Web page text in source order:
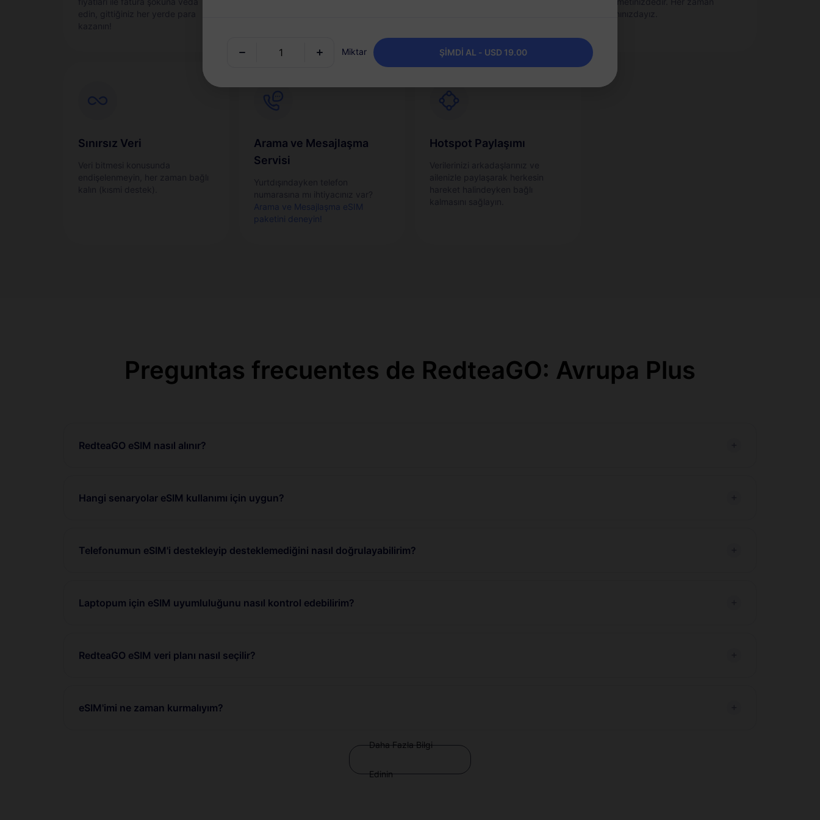
Sınırsız Veri
Arama ve Mesajlaşma
Servisi
Arama ve Mesajlaşma eSIM
paketini deneyin!
Hotspot Paylaşımı
Preguntas frecuentes de RedteaGO: Avrupa Plus
RedteaGO eSIM nasıl alınır?
Hangi senaryolar eSIM kullanımı için uygun?
Telefonumun eSIM'i destekleyip desteklemediğini nasıl doğrulayabilirim?
Laptopum için eSIM uyumluluğunu nasıl kontrol edebilirim?
RedteaGO eSIM veri planı nasıl seçilir?
eSIM'imi ne zaman kurmalıyım?
Daha Fazla Bilgi
Edinin
Miktar ŞİMDİ AL - USD 19.00